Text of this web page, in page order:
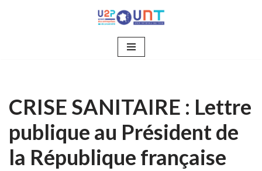
CRISE SANITAIRE : Lettre
publique au Président de
la République française